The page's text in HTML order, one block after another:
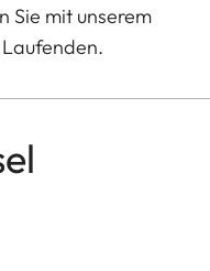
Sie mit unserem